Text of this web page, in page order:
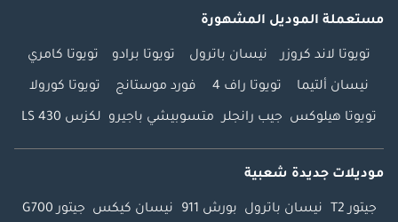
مستعملة الموديل المشهورة
تويوتا لاند كروزر نيسان باترول تويوتا برادو تويوتا كامري
نيسان ألتيما تويوتا راف 4 فورد موستانج تويوتا كورولا
تويوتا هيلوكس جيب رانجلر متسوبيشي باجيرو لكزس LS 430
موديلات جديدة شعبية
جيتور T2 نيسان باترول بورش 911 نيسان كيكس جيتور G700